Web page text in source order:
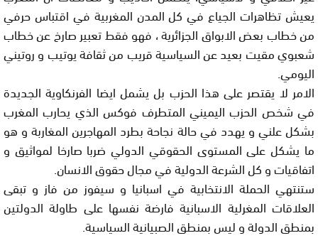
يعيش تظاهرات الجياع في كل المدن المغربية في اقتباس حرفي
من خطاب بعض الابواق الجزائرية ، فهو فقط تعبير صارخ عن خطاب
شعبوي مقيت بعيد عن السياسية قريب من ثقافة يوتيب و روتيني
اليومي.
الامر لا يقتصر على هذا الحزب بل يشمل ايضا الفرنكاوية الجديدة
في شخص الحزب اليميني المتطرف فوكس الذي يحارب المغرب
بشكل علني و يهدد في حالة نجاحة بطرد المهاجرين المغاربة و هو
ما يشكل على المستوى الحقوقي الدولي ضربا صارخا لمواثيق و
اتفاقيات و كل الشرعة الدولية في مجال حقوق الانسان.
ستنتهي الحملة الانتخابية في اسبانيا و سيفوز من فاز و تبقى
العلاقات المغرلية الاسبانية فارضة نفسها على طاولة الدولتين
بمنطق الدولة و ليس بمنطق الصبيانية السياسية.